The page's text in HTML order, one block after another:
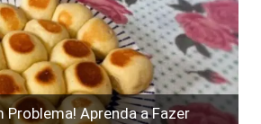
Problema! Aprenda a Fazer